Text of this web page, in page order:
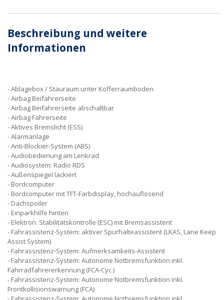
Beschreibung und weitere
Informationen
Ablagebox / Stauraum unter Kofferraumboden
Airbag Beifahrerseite
Airbag Beifahrerseite abschaltbar
Airbag Fahrerseite
Aktives Bremslicht (ESS)
Alarmanlage
Anti-Blockier-System (ABS)
Audiobedienung am Lenkrad
Audiosystem: Radio RDS
Außenspiegel lackiert
Bordcomputer
Bordcomputer mit TFT-Farbdisplay, hochauflösend
Dachspoiler
Einparkhilfe hinten
Elektron. Stabilitätskontrolle (ESC) mit Bremsassistent
Fahrassistenz-System: aktiver Spurhalteassistent (LKAS, Lane Keep
Assist System)
Fahrassistenz-System: Aufmerksamkeits-Assistent
Fahrassistenz-System: Autonome Notbremsfunktion inkl.
Fahrradfahrererkennung (FCA-Cyc.)
Fahrassistenz-System: Autonome Notbremsfunktion inkl.
Frontkollisionswarnung (FCA)